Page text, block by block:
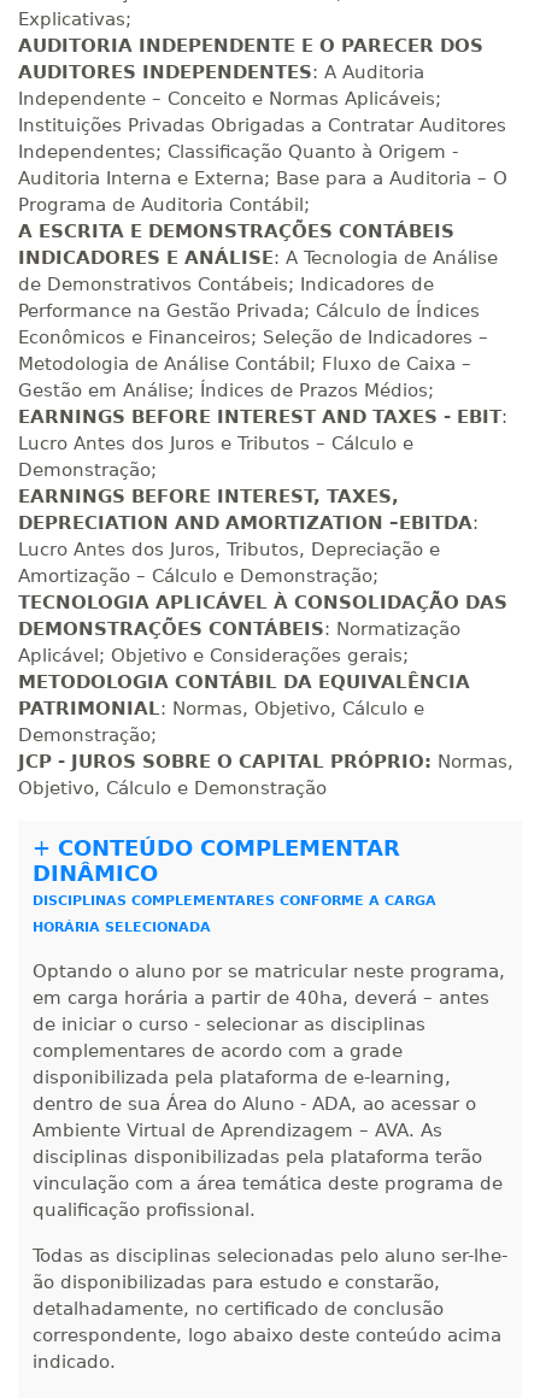
420 H 53
Matricular
440 H 55dias 150dias
R$ 2.240,16
Matricular
Explicativas;
AUDITORIA INDEPENDENTE E O PARECER DOS
AUDITORES INDEPENDENTES: A Auditoria
Independente – Conceito e Normas Aplicáveis;
Instituições Privadas Obrigadas a Contratar Auditores
Independentes; Classificação Quanto à Origem -
Auditoria Interna e Externa; Base para a Auditoria – O
Programa de Auditoria Contábil;
A ESCRITA E DEMONSTRAÇÕES CONTÁBEIS
INDICADORES E ANÁLISE: A Tecnologia de Análise
de Demonstrativos Contábeis; Indicadores de
Performance na Gestão Privada; Cálculo de Índices
Econômicos e Financeiros; Seleção de Indicadores –
Metodologia de Análise Contábil; Fluxo de Caixa –
Gestão em Análise; Índices de Prazos Médios;
EARNINGS BEFORE INTEREST AND TAXES - EBIT:
Lucro Antes dos Juros e Tributos – Cálculo e
Demonstração;
EARNINGS BEFORE INTEREST, TAXES,
DEPRECIATION AND AMORTIZATION –EBITDA:
Lucro Antes dos Juros, Tributos, Depreciação e
Amortização – Cálculo e Demonstração;
TECNOLOGIA APLICÁVEL À CONSOLIDAÇÃO DAS
DEMONSTRAÇÕES CONTÁBEIS: Normatização
Aplicável; Objetivo e Considerações gerais;
METODOLOGIA CONTÁBIL DA EQUIVALÊNCIA
PATRIMONIAL: Normas, Objetivo, Cálculo e
Demonstração;
JCP - JUROS SOBRE O CAPITAL PRÓPRIO: Normas,
Objetivo, Cálculo e Demonstração
+ CONTEÚDO COMPLEMENTAR
DINÂMICO
DISCIPLINAS COMPLEMENTARES CONFORME A CARGA
HORÁRIA SELECIONADA
Optando o aluno por se matricular neste programa,
em carga horária a partir de 40ha, deverá – antes
de iniciar o curso - selecionar as disciplinas
complementares de acordo com a grade
disponibilizada pela plataforma de e-learning,
dentro de sua Área do Aluno - ADA, ao acessar o
Ambiente Virtual de Aprendizagem – AVA. As
disciplinas disponibilizadas pela plataforma terão
vinculação com a área temática deste programa de
qualificação profissional.
Todas as disciplinas selecionadas pelo aluno ser-lhe-
ão disponibilizadas para estudo e constarão,
detalhadamente, no certificado de conclusão
correspondente, logo abaixo deste conteúdo acima
indicado.